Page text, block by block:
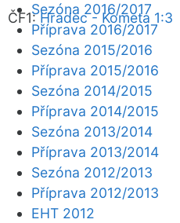
ČF1:Hradec - Kometa 1:3
Sezóna 2016/2017
Příprava 2016/2017
Sezóna 2015/2016
Příprava 2015/2016
Sezóna 2014/2015
Příprava 2014/2015
Sezóna 2013/2014
Příprava 2013/2014
Sezóna 2012/2013
Příprava 2012/2013
EHT 2012